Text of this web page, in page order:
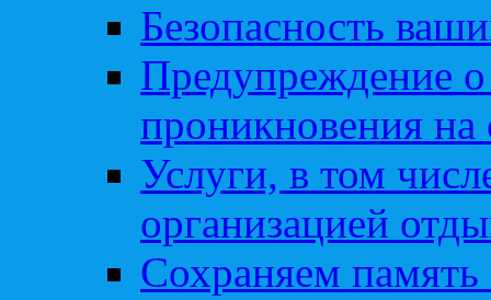
Безопасность
Предупреждение о
проникновения на
Услуги, в том
организацией
Сохраняем память